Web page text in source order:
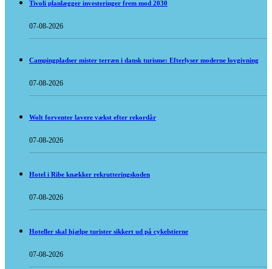
Tivoli planlægger investeringer frem mod 2030
07-08-2026
Campingpladser mister terræn i dansk turisme: Efterlyser moderne lovgivning
07-08-2026
Wolt forventer lavere vækst efter rekordår
07-08-2026
Hotel i Ribe knækker rekrutteringskoden
07-08-2026
Hoteller skal hjælpe turister sikkert ud på cykelstierne
07-08-2026